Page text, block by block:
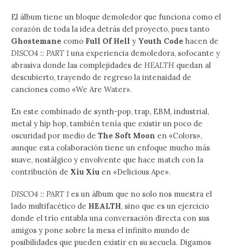
El álbum tiene un bloque demoledor que funciona como el
corazón de toda la idea detrás del proyecto, pues tanto
Ghostemane como Full Of Helly Youth Code hacen de
DISCO4 :: PART 1 una experiencia demoledora, sofocante y
abrasiva donde las complejidades deHEALTH quedan al
descubierto, trayendo de regreso la intensidad de
canciones como «We Are Water».
En este combinado de synth-pop, trap, EBM, industrial,
metal y hip hop, también tenía que existir un poco de
oscuridad por medio deThe Soft Moon en «Colors»,
aunque esta colaboración tiene un enfoque mucho más
suave, nostálgico y envolvente que hace match con la
contribución de Xiu Xiu en «Delicious Ape».
DISCO4 :: PART 1 es un álbum que no solo nos muestra el
lado multifacético de HEALTH, sino que es un ejercicio
donde el trío entabla una conversación directa con sus
amigos y pone sobre la mesa el infinito mundo de
posibilidades que pueden existir en su secuela. Digamos